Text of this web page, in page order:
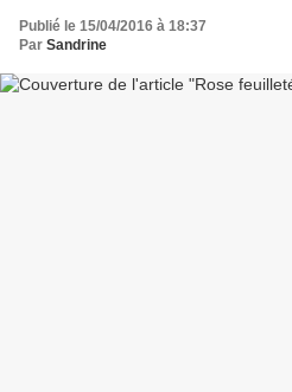
Publié le 15/04/2016 à 18:37
Par Sandrine